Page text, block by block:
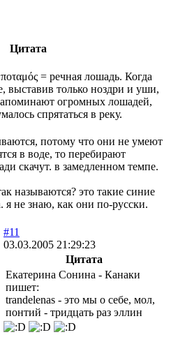
Цитата
= речная лошадь. Когда
выставив только ноздри и уши,
огромных лошадей,
спрятаться в реку.
потому что они не умеют
в воде, то перебирают
скачут. в замедленном темпе.
называются? это такие синие
я не знаю, как они по-русски.
#11
03.03.2005 21:29:23
Цитата
Екатерина Сонина - Канаки
пишет:
trandelenas - это мы о себе, мол,
понтий - тридцать раз эллин